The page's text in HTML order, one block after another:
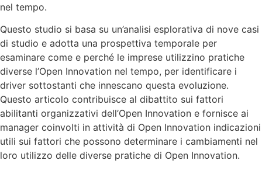
nel tempo.
Questo studio si basa su un’analisi esplorativa di nove casi
di studio e adotta una prospettiva temporale per
esaminare come e perché le imprese utilizzino pratiche
diverse l’Open Innovation nel tempo, per identificare i
driver sottostanti che innescano questa evoluzione.
Questo articolo contribuisce al dibattito sui fattori
abilitanti organizzativi dell’Open Innovation e fornisce ai
manager coinvolti in attività di Open Innovation indicazioni
utili sui fattori che possono determinare i cambiamenti nel
loro utilizzo delle diverse pratiche di Open Innovation.